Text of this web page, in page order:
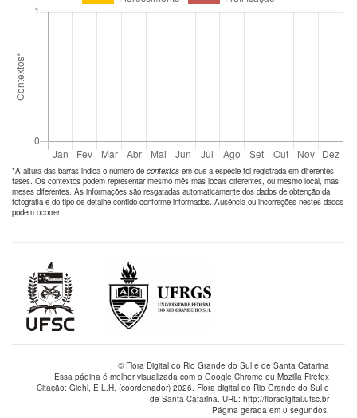
*A altura das barras indica o número de contextos em que a espécie foi registrada em diferentes
fases. Os contextos podem representar mesmo mês mas locais diferentes, ou mesmo local, mas
meses diferentes. As informações são resgatadas automaticamente dos dados de obtenção da
fotografia e do tipo de detalhe contido conforme informados. Ausência ou incorreções nestes dados
podem ocorrer.
© Flora Digital do Rio Grande do Sul e de Santa Catarina
Essa página é melhor visualizada com o Google Chrome ou Mozilla Firefox
Citação: Giehl, E.L.H. (coordenador) 2026. Flora digital do Rio Grande do Sul e
de Santa Catarina. URL: http://floradigital.ufsc.br
Página gerada em 0 segundos.